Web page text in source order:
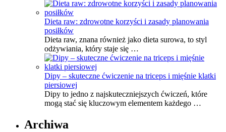
Dieta raw: zdrowotne korzyści i zasady planowania
posiłków
Dieta raw, znana również jako dieta surowa, to styl
odżywiania, który staje się …
Dipy – skuteczne ćwiczenie na triceps i mięśnie klatki
piersiowej
Dipy to jedno z najskuteczniejszych ćwiczeń, które
mogą stać się kluczowym elementem każdego …
Archiwa